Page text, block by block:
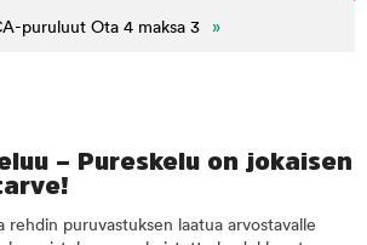
puruluut Ota 4 maksa 3 »
– Pureskelu on jokaisen
rehdin puruvastuksen laatua arvostavalle